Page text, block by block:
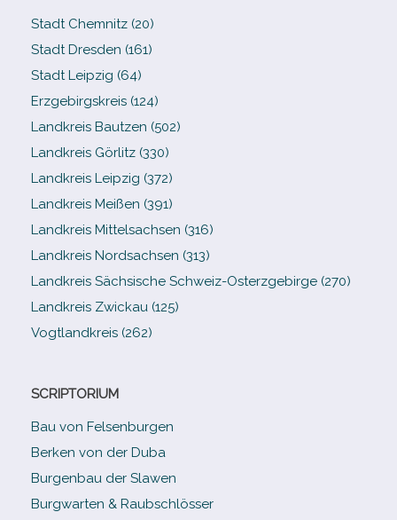
Stadt Chemnitz (20)
Stadt Dresden (161)
Stadt Leipzig (64)
Erzgebirgskreis (124)
Landkreis Bautzen (502)
Landkreis Görlitz (330)
Landkreis Leipzig (372)
Landkreis Meißen (391)
Landkreis Mittelsachsen (316)
Landkreis Nordsachsen (313)
Landkreis Sächsische Schweiz-​Osterzgebirge (270)
Landkreis Zwickau (125)
Vogtlandkreis (262)
SCRIPTORIUM
Bau von Felsenburgen
Berken von der Duba
Burgenbau der Slawen
Burgwarten & Raubschlösser